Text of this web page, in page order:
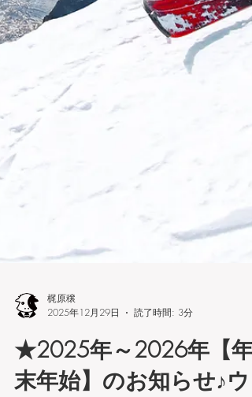
梶原穣
2025年12月29日
読了時間: 3分